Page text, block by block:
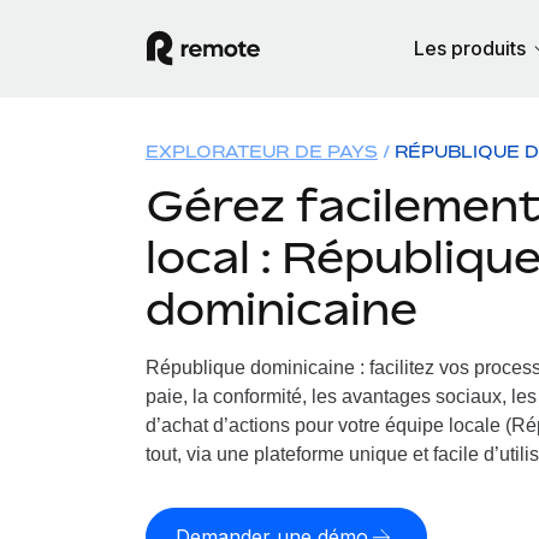
Les produits
EXPLORATEUR DE PAYS RÉPUBLIQUE
Gérez facilement
local :
dominicaine
République dominicaine : facilitez vos
paie, la conformité, les avantages sociaux,
d’achat d’actions pour votre équipe locale
tout, via une plateforme unique et facile